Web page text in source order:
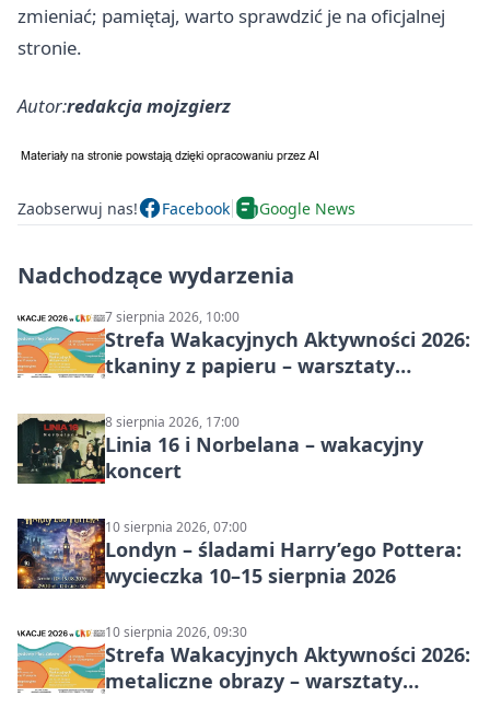
zmieniać; pamiętaj, warto sprawdzić je na oficjalnej
stronie.
Autor:redakcja mojzgierz
Zaobserwuj nas! Facebook Google News
Nadchodzące wydarzenia
7 sierpnia 2026, 10:00
Strefa Wakacyjnych Aktywności 2026:
tkaniny z papieru – warsztaty
8 sierpnia 2026, 17:00
Linia 16 i Norbelana – wakacyjny
koncert
10 sierpnia 2026, 07:00
Londyn – śladami Harry’ego Pottera:
wycieczka 10–15 sierpnia 2026
10 sierpnia 2026, 09:30
Strefa Wakacyjnych Aktywności 2026:
metaliczne obrazy – warsztaty